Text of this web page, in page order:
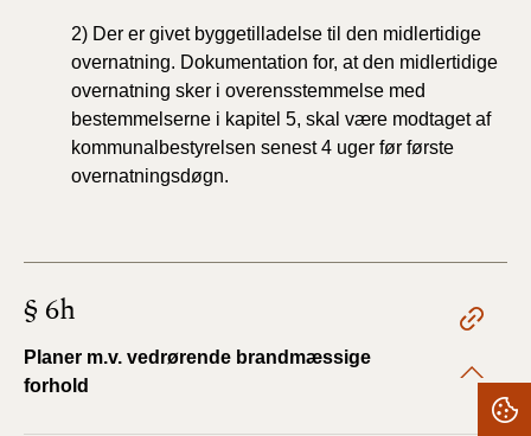
2) Der er givet byggetilladelse til den midlertidige
overnatning. Dokumentation for, at den midlertidige
overnatning sker i overensstemmelse med
bestemmelserne i kapitel 5, skal være modtaget af
kommunalbestyrelsen senest 4 uger før første
overnatningsdøgn.
§ 6h
Planer m.v. vedrørende brandmæssige
forhold